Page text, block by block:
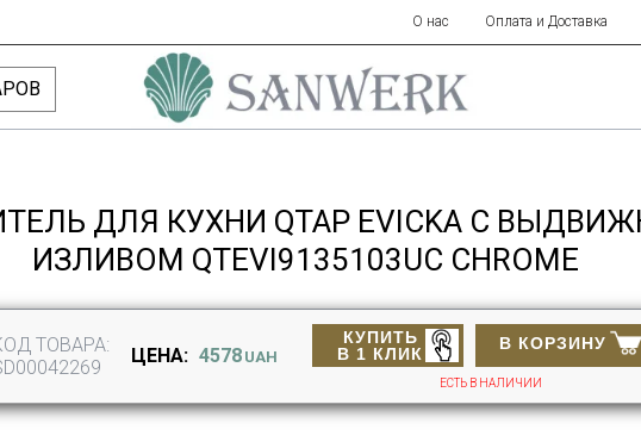
О нас Оплата и Доставка
ДЛЯ КУХНИ QTAP EVICKA С
ИЗЛИВОМ QTEVI9135103UC CHROME
ТОВАРА:
ЦЕНА: 4578 UAH
В КОРЗИНУ
КУПИТЬ
В 1 КЛИК
ЕСТЬ В НАЛИЧИИ